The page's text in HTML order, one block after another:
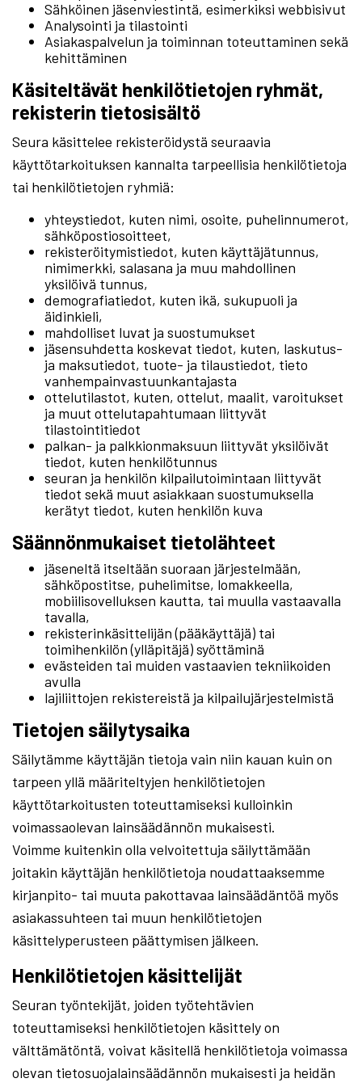
Sähköinen jäsenviestintä, esimerkiksi webbisivut
Analysointi ja tilastointi
Asiakaspalvelun ja toiminnan toteuttaminen sekä
kehittäminen
Käsiteltävät henkilötietojen ryhmät,
rekisterin tietosisältö
Seura käsittelee rekisteröidystä seuraavia
käyttötarkoituksen kannalta tarpeellisia henkilötietoja
tai henkilötietojen ryhmiä:
yhteystiedot, kuten nimi, osoite, puhelinnumerot,
sähköpostiosoitteet,
rekisteröitymistiedot, kuten käyttäjätunnus,
nimimerkki, salasana ja muu mahdollinen
yksilöivä tunnus,
demografiatiedot, kuten ikä, sukupuoli ja
äidinkieli,
mahdolliset luvat ja suostumukset
jäsensuhdetta koskevat tiedot, kuten, laskutus-
ja maksutiedot, tuote- ja tilaustiedot, tieto
vanhempainvastuunkantajasta
ottelutilastot, kuten, ottelut, maalit, varoitukset
ja muut ottelutapahtumaan liittyvät
tilastointitiedot
palkan- ja palkkionmaksuun liittyvät yksilöivät
tiedot, kuten henkilötunnus
seuran ja henkilön kilpailutoimintaan liittyvät
tiedot sekä muut asiakkaan suostumuksella
kerätyt tiedot, kuten henkilön kuva
Säännönmukaiset tietolähteet
jäseneltä itseltään suoraan järjestelmään,
sähköpostitse, puhelimitse, lomakkeella,
mobiilisovelluksen kautta, tai muulla vastaavalla
tavalla,
rekisterinkäsittelijän (pääkäyttäjä) tai
toimihenkilön (ylläpitäjä) syöttäminä
evästeiden tai muiden vastaavien tekniikoiden
avulla
lajiliittojen rekistereistä ja kilpailujärjestelmistä
Tietojen säilytysaika
Säilytämme käyttäjän tietoja vain niin kauan kuin on
tarpeen yllä määriteltyjen henkilötietojen
käyttötarkoitusten toteuttamiseksi kulloinkin
voimassaolevan lainsäädännön mukaisesti.
Voimme kuitenkin olla velvoitettuja säilyttämään
joitakin käyttäjän henkilötietoja noudattaaksemme
kirjanpito- tai muuta pakottavaa lainsäädäntöä myös
asiakassuhteen tai muun henkilötietojen
käsittelyperusteen päättymisen jälkeen.
Henkilötietojen käsittelijät
Seuran työntekijät, joiden työtehtävien
toteuttamiseksi henkilötietojen käsittely on
välttämätöntä, voivat käsitellä henkilötietoja voimassa
olevan tietosuojalainsäädännön mukaisesti ja heidän